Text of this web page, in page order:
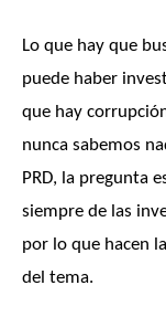
Lo que hay que
puede haber
que hay
nunca sabemos
PRD, la pregunta
siempre de las
por lo que hacen
del tema.